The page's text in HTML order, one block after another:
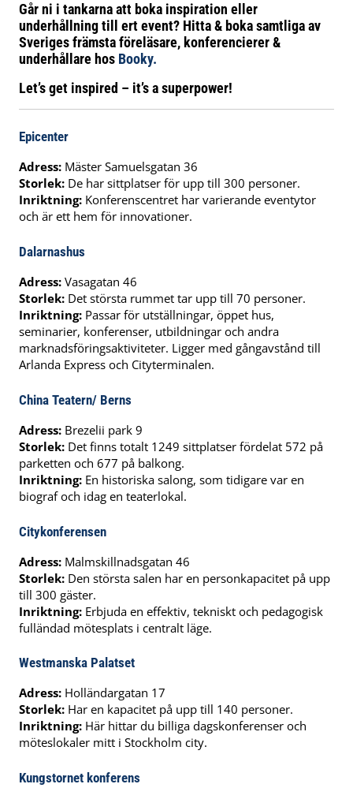
Går ni i tankarna att boka inspiration eller
underhållning till ert event? Hitta & boka samtliga av
Sveriges främsta föreläsare, konferencierer &
underhållare hos Booky.
Let’s get inspired – it’s a superpower!
Epicenter
Adress: Mäster Samuelsgatan 36
Storlek: De har sittplatser för upp till 300 personer.
Inriktning: Konferenscentret har varierande eventytor
och är ett hem för innovationer.
Dalarnashus
Adress: Vasagatan 46
Storlek: Det största rummet tar upp till 70 personer.
Inriktning: Passar för utställningar, öppet hus,
seminarier, konferenser, utbildningar och andra
marknadsföringsaktiviteter. Ligger med gångavstånd till
Arlanda Express och Cityterminalen.
China Teatern/ Berns
Adress: Brezelii park 9
Storlek: Det finns totalt 1249 sittplatser fördelat 572 på
parketten och 677 på balkong.
Inriktning: En historiska salong, som tidigare var en
biograf och idag en teaterlokal.
Citykonferensen
Adress: Malmskillnadsgatan 46
Storlek: Den största salen har en personkapacitet på upp
till 300 gäster.
Inriktning: Erbjuda en effektiv, tekniskt och pedagogisk
fulländad mötesplats i centralt läge.
Westmanska Palatset
Adress: Holländargatan 17
Storlek: Har en kapacitet på upp till 140 personer.
Inriktning: Här hittar du billiga dagskonferenser och
möteslokaler mitt i Stockholm city.
Kungstornet konferens